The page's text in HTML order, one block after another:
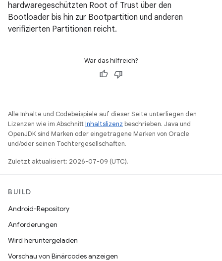
hardwaregeschützten Root of Trust über den
Bootloader bis hin zur Bootpartition und anderen
verifizierten Partitionen reicht.
War das hilfreich?
Alle Inhalte und Codebeispiele auf dieser Seite unterliegen den
Lizenzen wie im AbschnittInhaltslizenz beschrieben. Java und
OpenJDK sind Marken oder eingetragene Marken von Oracle
und/oder seinen Tochtergesellschaften.
Zuletzt aktualisiert: 2026-07-09 (UTC).
BUILD
Android-Repository
Anforderungen
Wird heruntergeladen
Vorschau von Binärcodes anzeigen